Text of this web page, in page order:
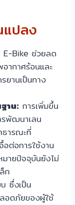
แปลง
E-Bike ช่วยลด
ากาศร้อนและ
ยานเป็นทาง
าน: การเพิ่มขึ้น
รพัฒนาเลน
ารณะที่
อต่อการใช้งาน
ายปัจจุบันยังไม่
ก
ซึ่งเป็น
อดภัยของผู้ใช้